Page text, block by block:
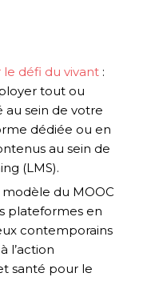
le défi du vivant:
tout ou
au sein de votre
dédiée ou en
au sein de
(LMS).
du MOOC
plateformes en
contemporains
l’action
santé pour le